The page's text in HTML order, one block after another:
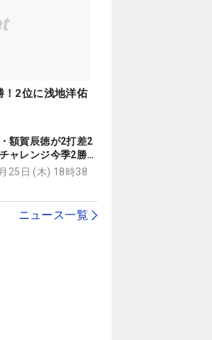
！2位に浅地洋佑
額賀辰徳が2打差2
ャレンジ今季2勝目
25日 (木) 18時38
ニュース一覧